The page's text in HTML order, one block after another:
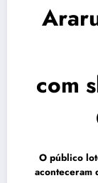
com
O público
aconteceram